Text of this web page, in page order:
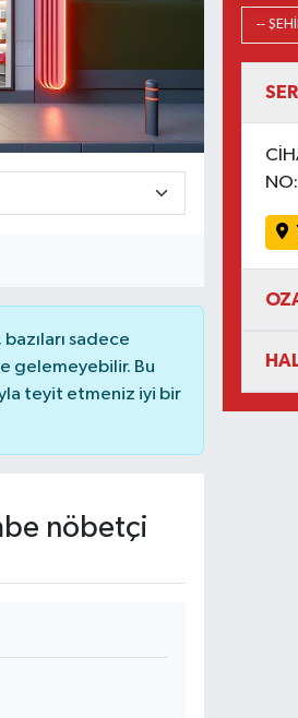
sadece
gelemeyebilir. Bu
teyit etmeniz iyi bir
nöbetçi